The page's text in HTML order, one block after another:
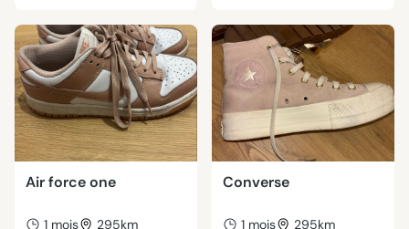
Air force one
1 mois 295km
Converse
1 mois 295km